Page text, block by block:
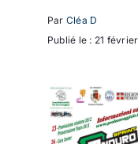
Par Cléa D
Publié le : 21